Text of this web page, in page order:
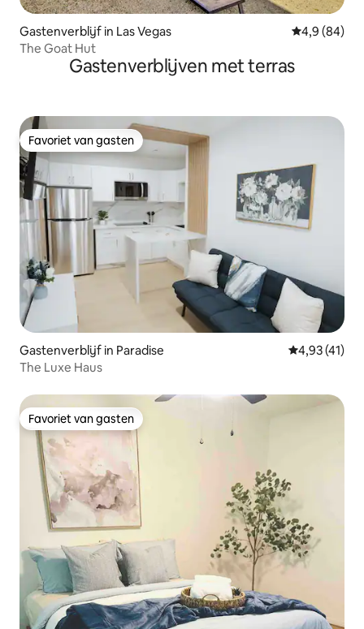
Gastenverblijf in Las Vegas Gemiddelde
4,9 (84)
The Goat Hut
Gastenverblijven met terras
Favoriet van gasten
Favoriet van gasten
Gastenverblijf in Paradise Gemiddelde
4,93 (41)
The Luxe Haus
Favoriet van gasten
Favoriet van gasten